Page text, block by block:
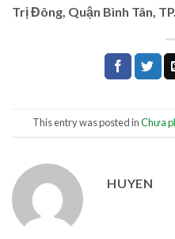
Trị Đông, Quận Bình Tân,
This entry was posted inChưa
HUYEN